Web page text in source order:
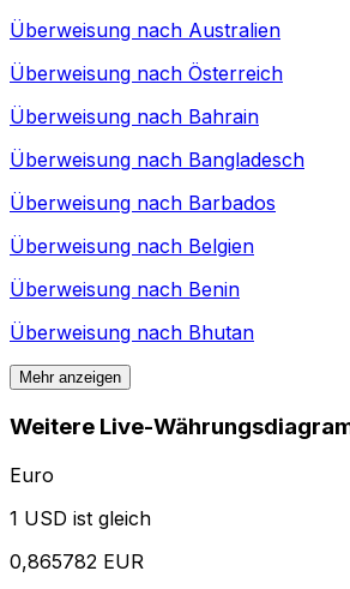
Überweisung nach Australien
Überweisung nach Österreich
Überweisung nach Bahrain
Überweisung nach Bangladesch
Überweisung nach Barbados
Überweisung nach Belgien
Überweisung nach Benin
Überweisung nach Bhutan
Mehr anzeigen
Weitere Live-
Euro
1 USD ist gleich
0,865782 EUR